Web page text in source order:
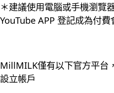
＊建議使用電腦或手機瀏覽
YouTube APP 登記成為付費
MillMILK僅有以下官方平台
設立帳戶